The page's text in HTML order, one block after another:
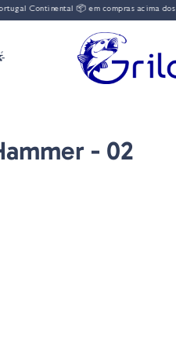
📦 em compras acima dos 65€
- 02